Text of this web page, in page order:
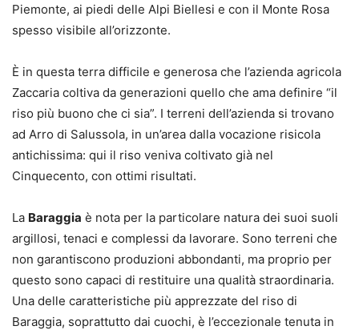
Piemonte, ai piedi delle Alpi Biellesi e con il Monte Rosa
spesso visibile all’orizzonte.
È in questa terra difficile e generosa che l’azienda agricola
Zaccaria coltiva da generazioni quello che ama definire “il
riso più buono che ci sia”. I terreni dell’azienda si trovano
ad Arro di Salussola, in un’area dalla vocazione risicola
antichissima: qui il riso veniva coltivato già nel
Cinquecento, con ottimi risultati.
La Baraggia è nota per la particolare natura dei suoi suoli
argillosi, tenaci e complessi da lavorare. Sono terreni che
non garantiscono produzioni abbondanti, ma proprio per
questo sono capaci di restituire una qualità straordinaria.
Una delle caratteristiche più apprezzate del riso di
Baraggia, soprattutto dai cuochi, è l’eccezionale tenuta in